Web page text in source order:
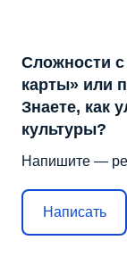
Сложности
карты» или
Знаете, как
культуры?
Напишите —
Написать